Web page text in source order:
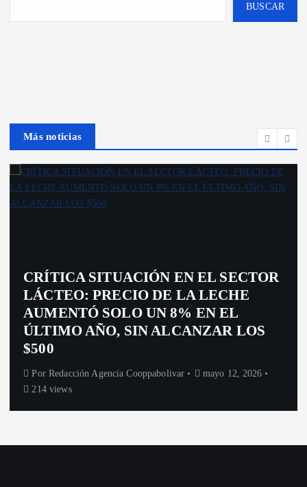
BUSCAR
Más noticias
PROVINCIALES
INNOVACIÓN TECNOLÓGICA DESDE
TANDIL: JÓVENES CREAN MINNOW
PARA OPTIMIZAR
PULVERIZACIONES AGRÍCOLAS
PorRedacción Agencia Cooppabolivar
abril 11, 2026
314 views